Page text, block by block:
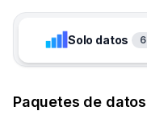
Solo datos 6
Paquetes de datos